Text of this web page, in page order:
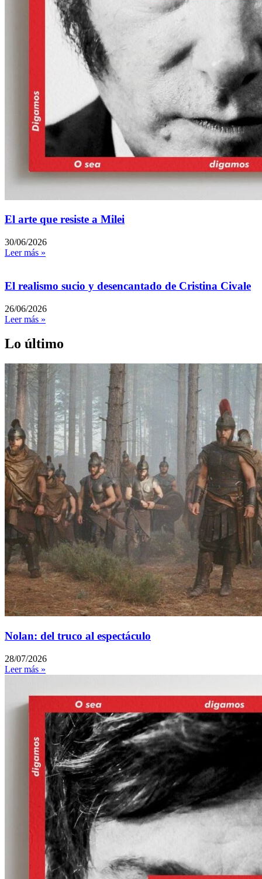
El arte que resiste a Milei
30/06/2026
Leer más »
El realismo sucio y desencantado de Cristina Civale
26/06/2026
Leer más »
Lo último
Nolan: del truco al espectáculo
28/07/2026
Leer más »